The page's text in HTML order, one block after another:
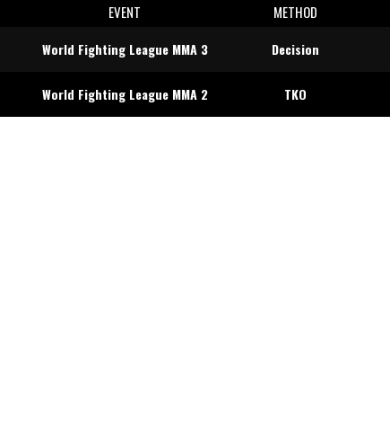
EVENT METHOD
World Fighting League MMA 3 Decision
World Fighting League MMA 2 TKO